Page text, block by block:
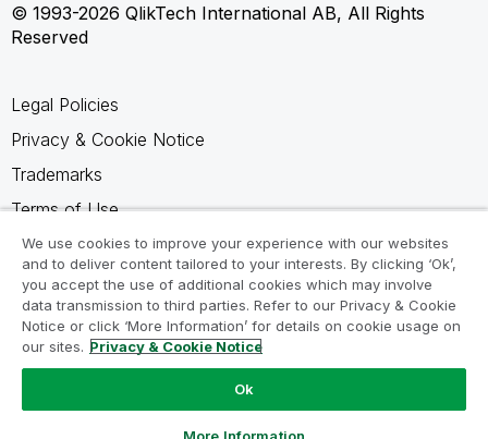
© 1993-2026 QlikTech International AB, All Rights
Reserved
Legal Policies
Privacy & Cookie Notice
Trademarks
Terms of Use
Legal Agreements
Product Terms
Do not share my info
We use cookies to improve your experience with our websites
and to deliver content tailored to your interests. By clicking ‘Ok’,
you accept the use of additional cookies which may involve
data transmission to third parties. Refer to our Privacy & Cookie
Notice or click ‘More Information’ for details on cookie usage on
our sites. Privacy & Cookie Notice
Ok